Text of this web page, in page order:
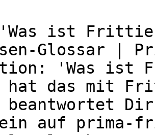
ist
Glossar |
'Was ist
hat das mit
beantwortet
auf prima-